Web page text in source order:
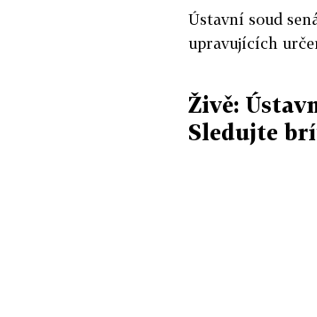
Ústavní soud
upravujících
Živě:
Sledujte